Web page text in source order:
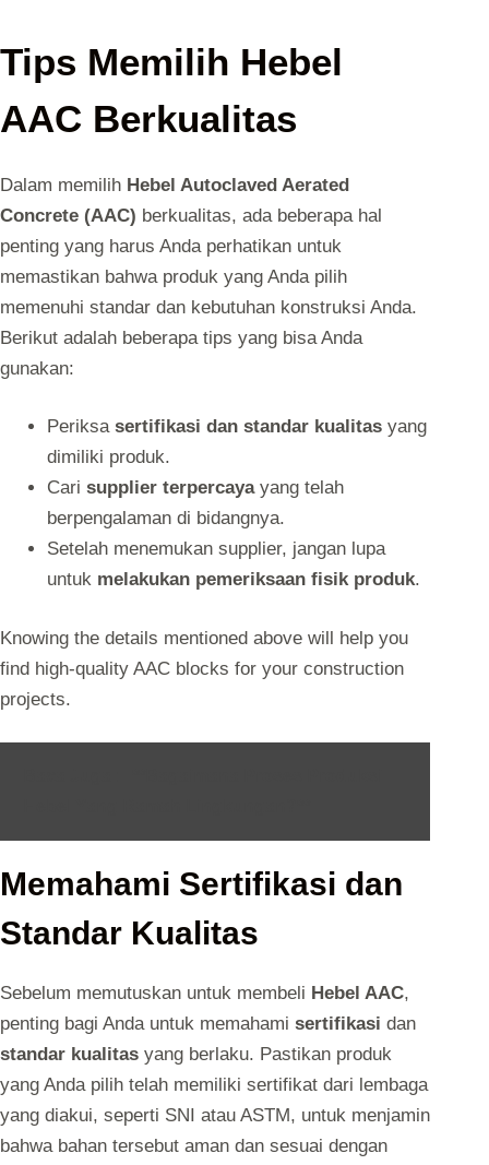
Tips Memilih Hebel
AAC Berkualitas
Dalam memilih Hebel Autoclaved Aerated
Concrete (AAC) berkualitas, ada beberapa hal
penting yang harus Anda perhatikan untuk
memastikan bahwa produk yang Anda pilih
memenuhi standar dan kebutuhan konstruksi Anda.
Berikut adalah beberapa tips yang bisa Anda
gunakan:
Periksa sertifikasi dan standar kualitasyang
dimiliki produk.
Cari supplier terpercayayang telah
berpengalaman di bidangnya.
Setelah menemukan supplier, jangan lupa
untuk melakukan pemeriksaan fisik produk.
Knowing the details mentioned above will help you
find high-quality AAC blocks for your construction
projects.
Memahami Sertifikasi dan
Standar Kualitas
Sebelum memutuskan untuk membeli Hebel AAC,
penting bagi Anda untuk memahami sertifikasi dan
standar kualitas yang berlaku. Pastikan produk
yang Anda pilih telah memiliki sertifikat dari lembaga
yang diakui, seperti SNI atau ASTM, untuk menjamin
bahwa bahan tersebut aman dan sesuai dengan